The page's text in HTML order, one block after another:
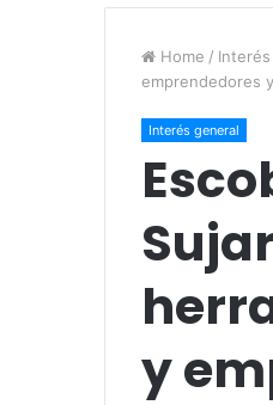
Home /
emprendedores
Interés general
y